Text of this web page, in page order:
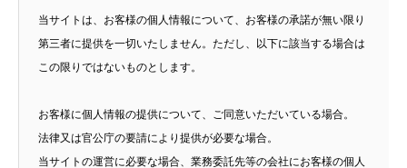
当サイトは、お客様の個人情報について、お客様の承諾が無い限り
第三者に提供を一切いたしません。ただし、以下に該当する場合は
この限りではないものとします。
お客様に個人情報の提供について、ご同意いただいている場合。
法律又は官公庁の要請により提供が必要な場合。
当サイトの運営に必要な場合、業務委託先等の会社にお客様の個人